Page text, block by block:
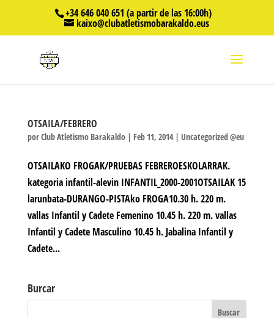
+34 646 040 651 (a partir de las 16:00h)
kaixo@clubatletismobarakaldo.eus
OTSAILA/FEBRERO
porClub Atletismo Barakaldo| Feb 11, 2014| Uncategorized @eu
OTSAILAKO FROGAK/PRUEBAS FEBREROESKOLARRAK.
kategoria infantil-alevin INFANTIL_2000-2001OTSAILAK 15
larunbata-DURANGO-PISTAko FROGA10.30 h. 220 m.
vallas Infantil y Cadete Femenino 10.45 h. 220 m. vallas
Infantil y Cadete Masculino 10.45 h. Jabalina Infantil y
Cadete...
Burcar